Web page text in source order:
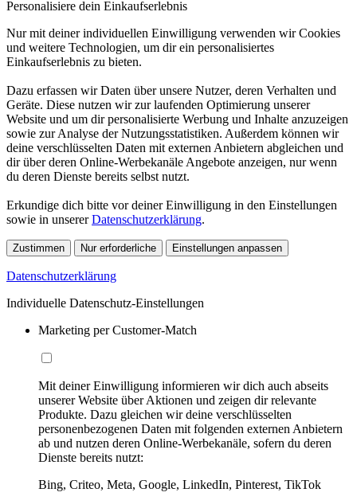
Personalisiere dein Einkaufserlebnis
Nur mit deiner individuellen Einwilligung verwenden wir Cookies
und weitere Technologien, um dir ein personalisiertes
Einkaufserlebnis zu bieten.
Dazu erfassen wir Daten über unsere Nutzer, deren Verhalten und
Geräte. Diese nutzen wir zur laufenden Optimierung unserer
Website und um dir personalisierte Werbung und Inhalte anzuzeigen
sowie zur Analyse der Nutzungsstatistiken. Außerdem können wir
deine verschlüsselten Daten mit externen Anbietern abgleichen und
dir über deren Online-Werbekanäle Angebote anzeigen, nur wenn
du deren Dienste bereits selbst nutzt.
Erkundige dich bitte vor deiner Einwilligung in den Einstellungen
sowie in unsererDatenschutzerklärung.
Zustimmen Nur erforderliche Einstellungen anpassen
Datenschutzerklärung
Individuelle Datenschutz-Einstellungen
Marketing per Customer-Match
Mit deiner Einwilligung informieren wir dich auch abseits
unserer Website über Aktionen und zeigen dir relevante
Produkte. Dazu gleichen wir deine verschlüsselten
personenbezogenen Daten mit folgenden externen Anbietern
ab und nutzen deren Online-Werbekanäle, sofern du deren
Dienste bereits nutzt:
Bing, Criteo, Meta, Google, LinkedIn, Pinterest, TikTok